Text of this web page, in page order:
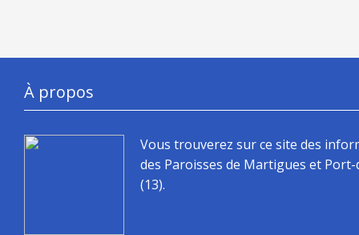
À propos
Vous trouverez sur ce site des
des Paroisses de Martigues et
(13).